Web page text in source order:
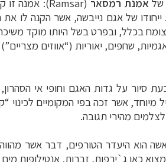
אמנת רמסאר (
Ramsar
של אגם נייבשה, אשר הקנה לו
שחפים, יאוריות (“אווזים
סיור על גדות האגם וחופי אי הסהרון,
מיוחד, אשר זכה בפי המקומיים
מהירי תגובה.
הוא היעדר הטורפים, דבר אשר
למצוא כאן ג`ירפות, זברות,